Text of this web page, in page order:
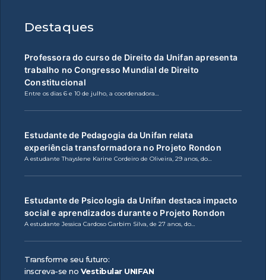
Destaques
Professora do curso de Direito da Unifan apresenta
trabalho no Congresso Mundial de Direito
Constitucional
Entre os dias 6 e 10 de julho, a coordenadora…
Estudante de Pedagogia da Unifan relata
experiência transformadora no Projeto Rondon
A estudante Thayslene Karine Cordeiro de Oliveira, 29 anos, do…
Estudante de Psicologia da Unifan destaca impacto
social e aprendizados durante o Projeto Rondon
A estudante Jessica Cardoso Garbim Silva, de 27 anos, do…
Transforme seu futuro:
inscreva-se no Vestibular UNIFAN